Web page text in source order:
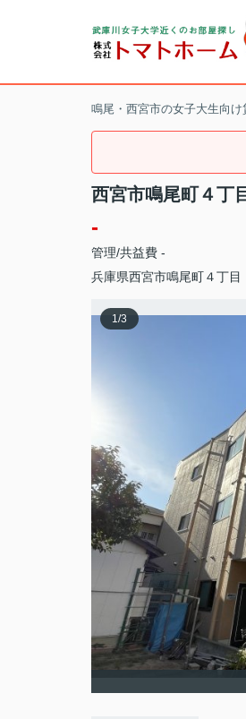
鳴尾・西宮市の女子大生向
西宮市鳴尾町４丁
-
管理/共益費 -
兵庫県西宮市鳴尾町４丁目
1/3